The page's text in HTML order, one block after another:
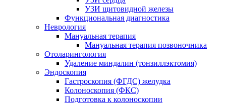
УЗИ щитовидной железы
Функциональная диагностика
Неврология
Мануальная терапия
Мануальная терапия позвоночника
Отоларингология
Удаление миндалин (тонзиллэктомия)
Эндоскопия
Гастроскопия (ФГДС) желудка
Колоноскопия (ФКС)
Подготовка к колоноскопии